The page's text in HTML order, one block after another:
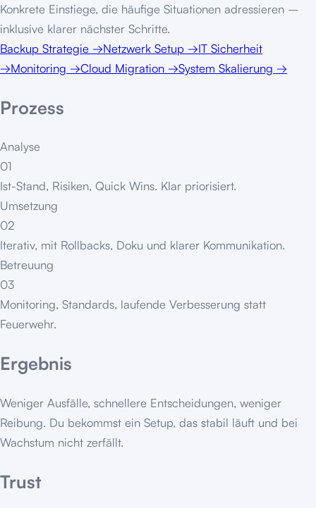
Konkrete Einstiege, die häufige Situationen adressieren –
inklusive klarer nächster Schritte.
Backup Strategie →Netzwerk Setup →IT Sicherheit
→Monitoring →Cloud Migration →System Skalierung →
Prozess
Analyse
01
Ist-Stand, Risiken, Quick Wins. Klar priorisiert.
Umsetzung
02
Iterativ, mit Rollbacks, Doku und klarer Kommunikation.
Betreuung
03
Monitoring, Standards, laufende Verbesserung statt
Feuerwehr.
Ergebnis
Weniger Ausfälle, schnellere Entscheidungen, weniger
Reibung. Du bekommst ein Setup, das stabil läuft und bei
Wachstum nicht zerfällt.
Trust